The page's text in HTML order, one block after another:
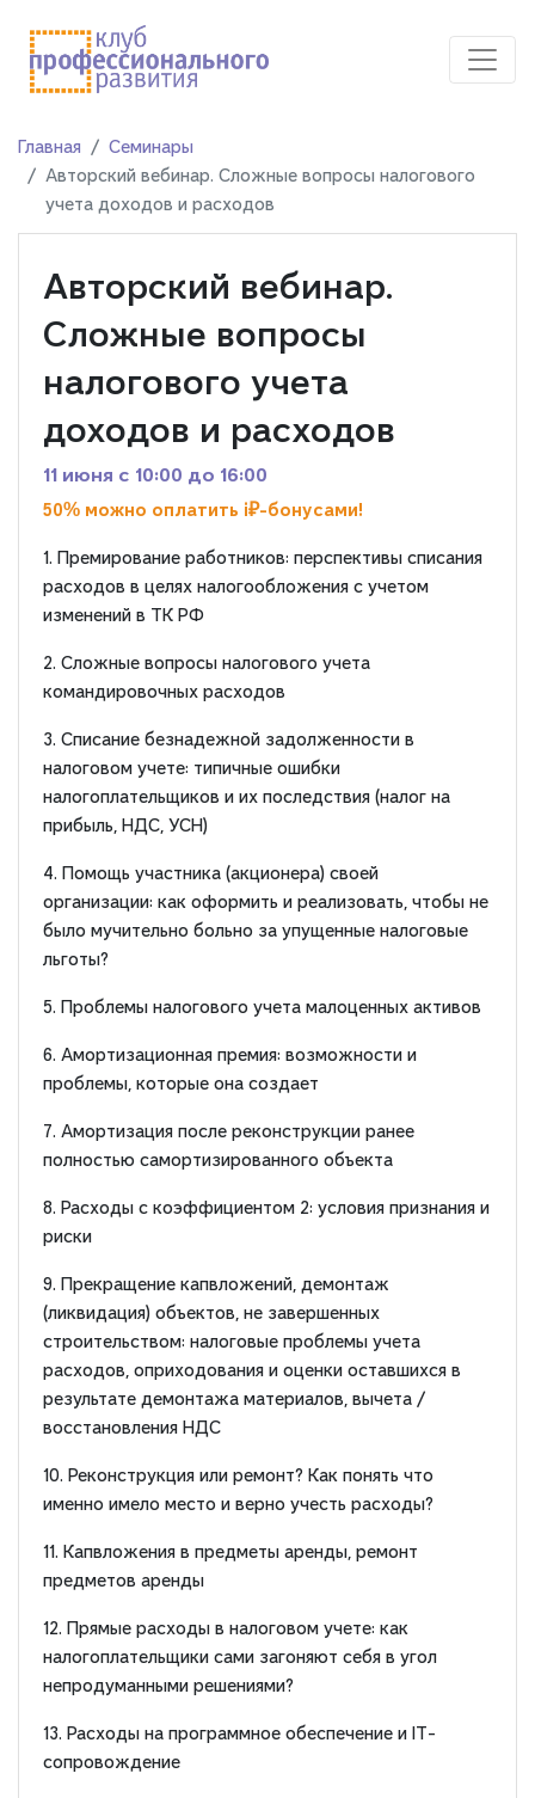
Главная
Семинары
Авторский вебинар. Сложные вопросы налогового
учета доходов и расходов
Авторский вебинар.
Сложные вопросы
налогового учета
доходов и расходов
11 июня c 10:00 до 16:00
50% можно оплатить i₽-бонусами!
1. Премирование работников: перспективы списания
расходов в целях налогообложения с учетом
изменений в ТК РФ
2. Сложные вопросы налогового учета
командировочных расходов
3. Списание безнадежной задолженности в
налоговом учете: типичные ошибки
налогоплательщиков и их последствия (налог на
прибыль, НДС, УСН)
4. Помощь участника (акционера) своей
организации: как оформить и реализовать, чтобы не
было мучительно больно за упущенные налоговые
льготы?
5. Проблемы налогового учета малоценных активов
6. Амортизационная премия: возможности и
проблемы, которые она создает
7. Амортизация после реконструкции ранее
полностью самортизированного объекта
8. Расходы с коэффициентом 2: условия признания и
риски
9. Прекращение капвложений, демонтаж
(ликвидация) объектов, не завершенных
строительством: налоговые проблемы учета
расходов, оприходования и оценки оставшихся в
результате демонтажа материалов, вычета /
восстановления НДС
10. Реконструкция или ремонт? Как понять что
именно имело место и верно учесть расходы?
11. Капвложения в предметы аренды, ремонт
предметов аренды
12. Прямые расходы в налоговом учете: как
налогоплательщики сами загоняют себя в угол
непродуманными решениями?
13. Расходы на программное обеспечение и IT-
сопровождение